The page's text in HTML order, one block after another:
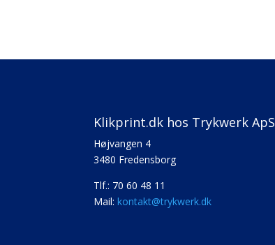
Klikprint.dk hos Trykwerk ApS
Højvangen 4
3480 Fredensborg
Tlf.: 70 60 48 11
Mail: kontakt@trykwerk.dk